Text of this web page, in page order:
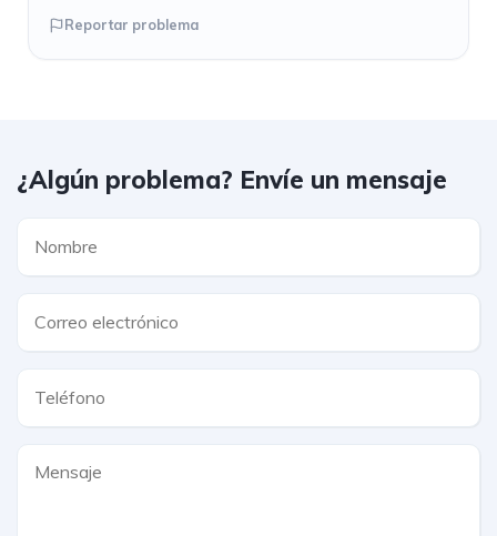
Reportar problema
¿Algún problema? Envíe un mensaje